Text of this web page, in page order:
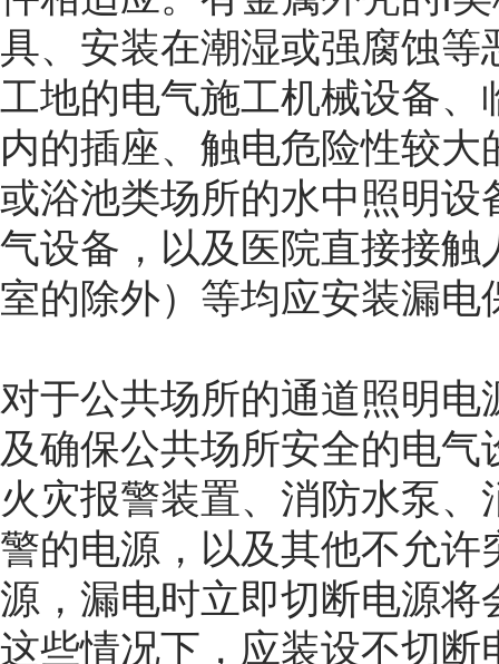
具、安装在潮湿或强腐蚀
工地的电气施工机械设备
内的插座、触电危险性较
或浴池类场所的水中照明
气设备，以及医院直接接
室的除外）等均应安装漏电
对于公共场所的通道照明
及确保公共场所安全的电
火灾报警装置、消防水泵
警的电源，以及其他不允
源，漏电时立即切断电源
这些情况下，应装设不切断